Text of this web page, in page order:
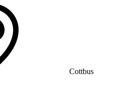
Cottbus